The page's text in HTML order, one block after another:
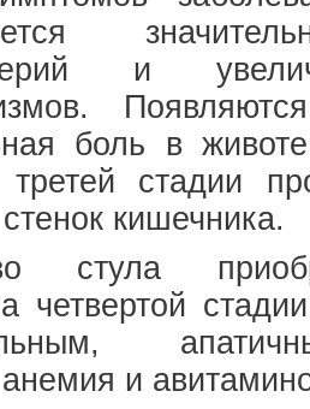
и
боль в
стадии
кишечника.
стула
четвертой
и